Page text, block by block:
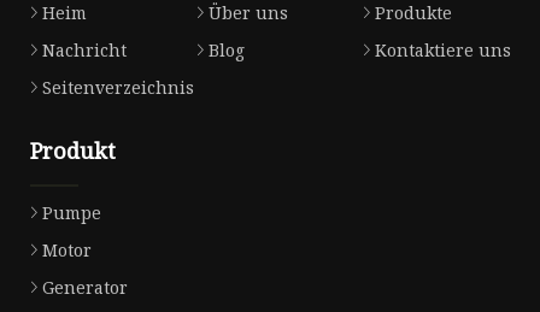
Heim Über uns
Produkte
Nachricht
Blog
Kontaktiere uns
Seitenverzeichnis
Produkt
Pumpe
Motor
Generator